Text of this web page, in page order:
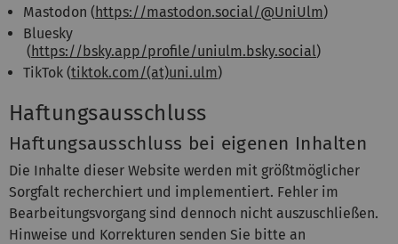
Mastodon (https://mastodon.social/@UniUlm)
Bluesky
(https://bsky.app/profile/uniulm.bsky.social)
TikTok (tiktok.com/(at)uni.ulm)
Haftungsausschluss
Haftungsausschluss bei eigenen Inhalten
Die Inhalte dieser Website werden mit größtmöglicher
Sorgfalt recherchiert und implementiert. Fehler im
Bearbeitungsvorgang sind dennoch nicht auszuschließen.
Hinweise und Korrekturen senden Sie bitte an